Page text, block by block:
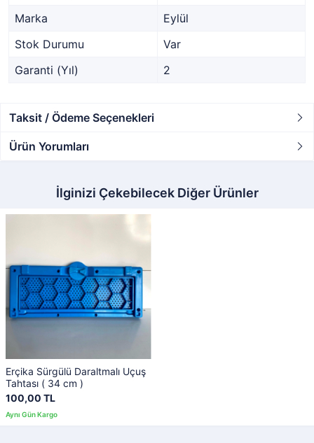
Marka
Eylül
Stok Durumu
Var
Garanti (Yıl)
2
Taksit / Ödeme Seçenekleri
Ürün Yorumları
İlginizi Çekebilecek Diğer Ürünler
Erçika Sürgülü Daraltmalı Uçuş
Tahtası ( 34 cm )
100,00 TL